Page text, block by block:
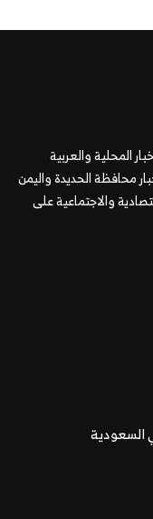
المحلية والعربية
محافظة الحديدة واليمن
والاجتماعية على
السعودية